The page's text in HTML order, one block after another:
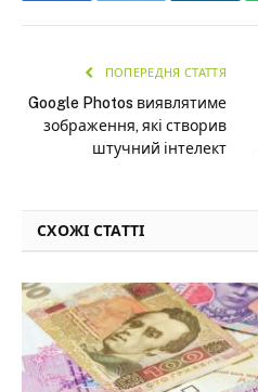
ПОПЕРЕДНЯ СТАТТЯ
Google Photos виявлятиме
зображення, які створив
штучний інтелект
СХОЖІ СТАТТІ